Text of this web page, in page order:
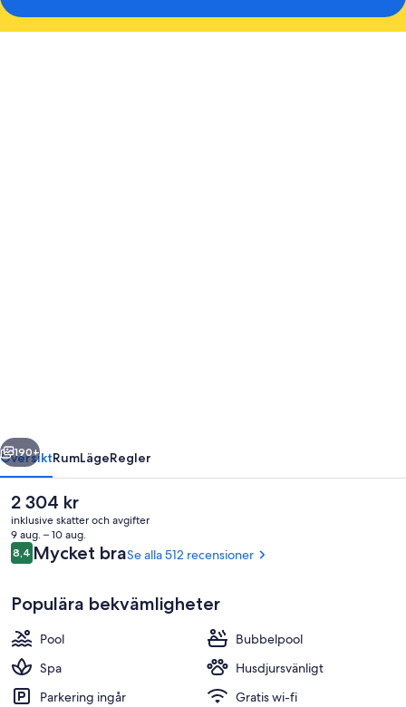
Boendets fasad
Nästa
190+
ÖversiktRumLägeRegler
Det
nuvarande
priset
är
2 304 kr
2 304 kr
inklusive skatter och avgifter
9 aug. – 10 aug.
Recensioner
8,48,4 av 10,
Mycket braSe alla 512 recensioner
Populära bekvämligheter
Pool
Bubbelpool
Spa
Husdjursvänligt
Parkering ingår
Gratis wi-fi